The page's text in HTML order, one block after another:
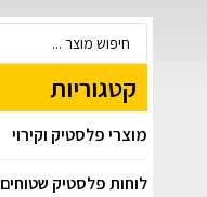
קטגוריות
מוצרי פלסטיק וקירוי
לוחות פלסטיק שטוחים